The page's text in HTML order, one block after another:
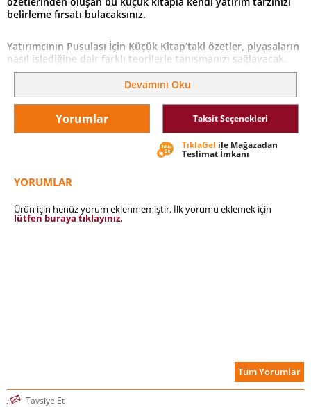
belirleme fırsatı bulacaksınız.
Yatırımcının Pusulası İçin Küçük Kitap’taki özetler, piyasaların
nasıl işlediğine dair farklı teorilerle tanışmanızı sağlayacak.
Benjamin Graham’dan Warren Buffett’a, Philip A. Fisher’dan
Peter Lynch’e duayenlerden stratejik ipuçları ve ilkeler bu
kitapta...
Devamını Oku
Yorumlar Taksit Seçenekleri
TıklaGel ile Mağazadan
Teslimat İmkanı
YORUMLAR
Ürün için henüz yorum eklenmemiştir. İlk yorumu eklemek için
lütfen buraya tıklayınız.
Tüm Yorumlar
Tavsiye Et